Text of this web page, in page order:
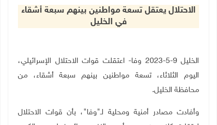
الاحتلال يعتقل تسعة مواطنين بينهم سبعة أشقاء
في الخليل
الخليل 9-5-2023 وفا- اعتقلت قوات الاحتلال الإسرائيلي،
اليوم الثلاثاء، تسعة مواطنين بينهم سبعة أشقاء، من
محافظة الخليل.
وأفادت مصادر أمنية ومحلية لـ"وفا"، بأن قوات الاحتلال